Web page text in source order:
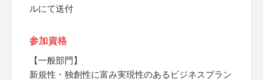
ルにて送付
参加資格
【一般部門】
新規性・独創性に富み実現性のあるビジネスプラン